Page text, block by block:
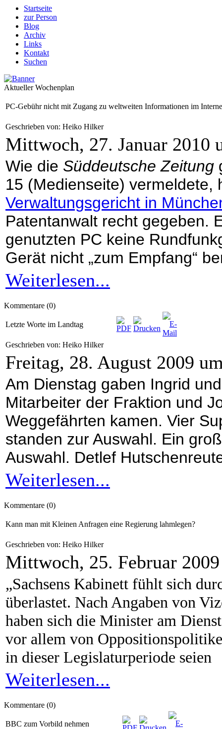
Startseite
zur Person
Blog
Archiv
Links
Kontakt
Suchen
Aktueller Wochenplan
PC-Gebühr nicht mit Zugang zu weltweiten Informationen im
Geschrieben von: Heiko Hilker
Mittwoch, 27. Januar 2010
Wie die Süddeutsche Zeitung
15 (Medienseite) vermeldete,
Verwaltungsgericht in
Patentanwalt recht gegeben.
genutzten PC keine
Gerät nicht „zum Empfang“
Weiterlesen...
Kommentare (0)
Letzte Worte im Landtag
Geschrieben von: Heiko Hilker
Freitag, 28. August 2009
Am Dienstag gaben Ingrid
Mitarbeiter der Fraktion und
Weggefährten kamen. Vier
standen zur Auswahl. Ein
Auswahl. Detlef
Weiterlesen...
Kommentare (0)
Kann man mit Kleinen Anfragen eine Regierung lahmlegen?
Geschrieben von: Heiko Hilker
Mittwoch, 25. Februar
„Sachsens Kabinett fühlt sich
überlastet. Nach Angaben von
haben sich die Minister am
vor allem von
in dieser Legislaturperiode seien
Weiterlesen...
Kommentare (0)
BBC zum Vorbild nehmen